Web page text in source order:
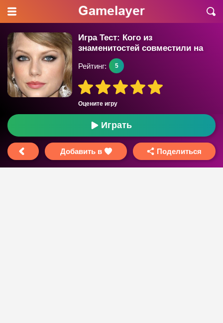
Игра Тест: Кого из
знаменитостей совместили на
Оцените игру
Рейтинг: 5
Играть
Добавить в Поделиться